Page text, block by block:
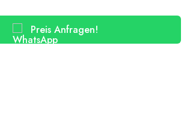
Preis Anfragen!